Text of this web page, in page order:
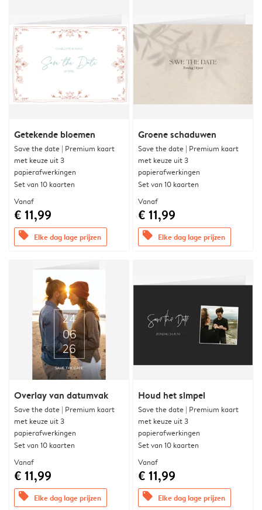
Getekende bloemen
Save the date | Premium kaart
met keuze uit 3
papierafwerkingen
Set van 10 kaarten
Vanaf
€ 11,99
offers Elke dag lage prijzen
Groene schaduwen
Save the date | Premium kaart
met keuze uit 3
papierafwerkingen
Set van 10 kaarten
Vanaf
€ 11,99
offers Elke dag lage prijzen
Overlay van datumvak
Save the date | Premium kaart
met keuze uit 3
papierafwerkingen
Set van 10 kaarten
Vanaf
€ 11,99
offers Elke dag lage prijzen
Houd het simpel
Save the date | Premium kaart
met keuze uit 3
papierafwerkingen
Set van 10 kaarten
Vanaf
€ 11,99
offers Elke dag lage prijzen